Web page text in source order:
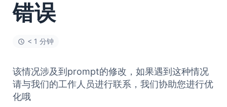
错误
< 1 分钟
该情况涉及到prompt的修改，如果遇到这种情况
请与我们的工作人员进行联系，我们协助您进行优
化哦